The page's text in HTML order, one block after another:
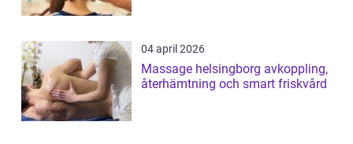
04 april 2026
Massage helsingborg avkoppling,
återhämtning och smart friskvård